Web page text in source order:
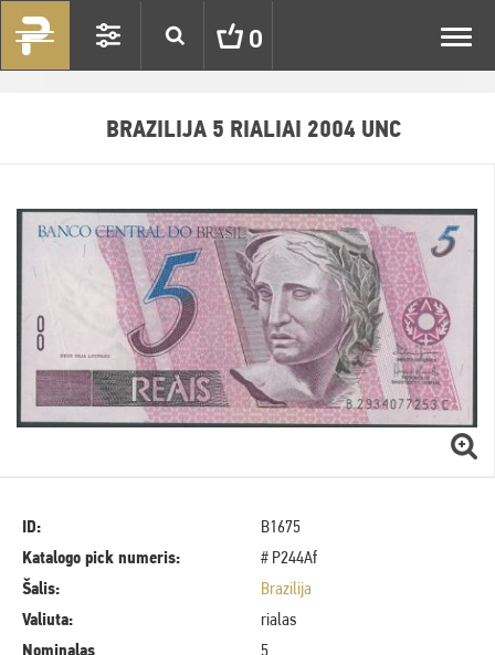
0
BRAZILIJA 5 RIALIAI 2004 UNC
ID:
B1675
Katalogo pick numeris:
# P244Af
Šalis:
Brazilija
Valiuta:
rialas
Nominalas
5